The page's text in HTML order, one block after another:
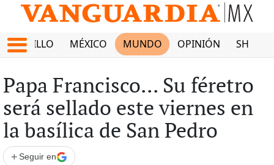
SALTILLO MÉXICO MUNDO OPINIÓN SHOW
Papa Francisco... Su féretro
será sellado este viernes en
la basílica de San Pedro
+ Seguir en